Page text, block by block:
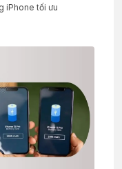
iPhone tối ưu